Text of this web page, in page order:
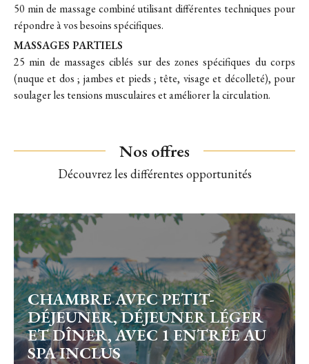
50 min de massage combiné utilisant différentes techniques pour
répondre à vos besoins spécifiques.
MASSAGES PARTIELS
25 min de massages ciblés sur des zones spécifiques du corps
(nuque et dos ; jambes et pieds ; tête, visage et décolleté), pour
soulager les tensions musculaires et améliorer la circulation.
Nos offres
Découvrez les différentes opportunités
CHAMBRE AVEC PETIT-
DÉJEUNER, DÉJEUNER LÉGER
ET DÎNER, AVEC 1 ENTRÉE AU
SPA INCLUS